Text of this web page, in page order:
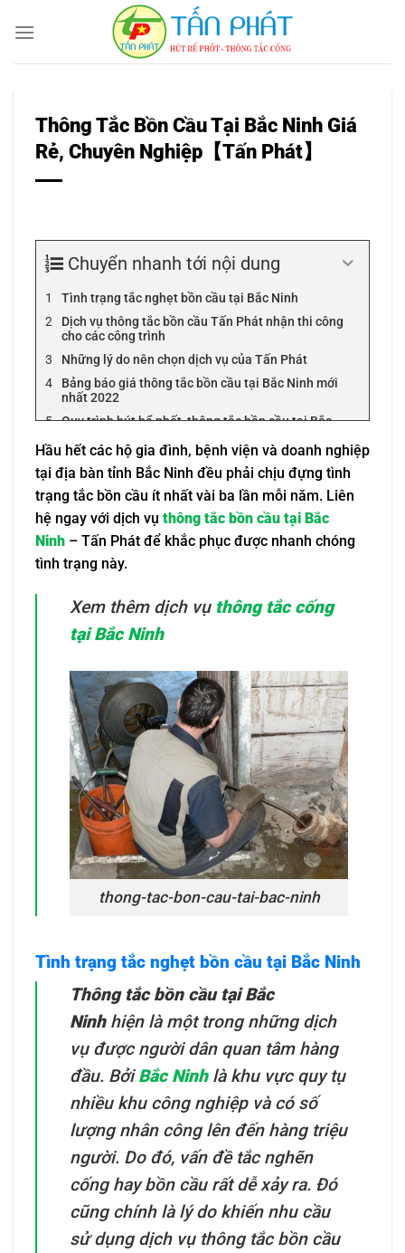
qua
Thông Tắc Bồn Cầu Tại Bắc Ninh Giá
Rẻ, Chuyên Nghiệp【Tấn Phát】
Chuyển nhanh tới nội dung
Tình trạng tắc nghẹt bồn cầu tại Bắc Ninh
Dịch vụ thông tắc bồn cầu Tấn Phát nhận thi công
cho các công trình
Những lý do nên chọn dịch vụ của Tấn Phát
Bảng báo giá thông tắc bồn cầu tại Bắc Ninh mới
nhất 2022
Quy trình hút bể phốt, thông tắc bồn cầu tại Bắc
Lưu ý khi chọn đơn vị thông tắc bồn cầu tại Bắc Ninh
Câu hỏi thường gặp về dịch vụ thông tắc bồn cầu tại
Bắc Ninh
Có cần đặt lịch thi công trước hay không? Có
phụ thu nếu thi công vào ban đêm hay không?
Bao nhiêu lâu thì nên thông bồn cầu định kỳ
một lần?
Cách xử lý thông bồn cầu tại nhà như thế nào?
Hầu hết các hộ gia đình, bệnh viện và doanh nghiệp
tại địa bàn tỉnh Bắc Ninh đều phải chịu đựng tình
trạng tắc bồn cầu ít nhất vài ba lần mỗi năm. Liên
hệ ngay với dịch vụ thông tắc bồn cầu tại Bắc
Ninh – Tấn Phát để khắc phục được nhanh chóng
tình trạng này.
Xem thêm dịch vụ thông tắc cống
tại Bắc Ninh
thong-tac-bon-cau-tai-bac-ninh
Tình trạng tắc nghẹt bồn cầu tại Bắc Ninh
Thông tắc bồn cầu tại Bắc
Ninhhiện là một trong những dịch
vụ được người dân quan tâm hàng
đầu. BởiBắc Ninhlà khu vực quy tụ
nhiều khu công nghiệp và có số
lượng nhân công lên đến hàng triệu
người. Do đó, vấn đề tắc nghẽn
cống hay bồn cầu rất dễ xảy ra. Đó
cũng chính là lý do khiến nhu cầu
sử dụng dịch vụ thông tắc bồn cầu